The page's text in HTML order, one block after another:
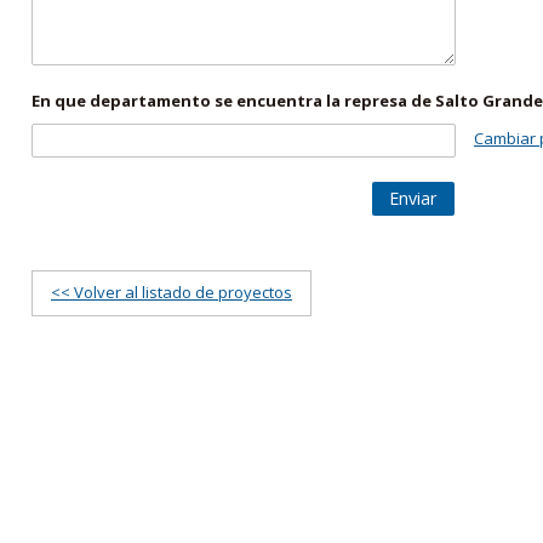
En que departamento se encuentra la represa de Salto
Cambiar
Enviar
<< Volver al listado de proyectos